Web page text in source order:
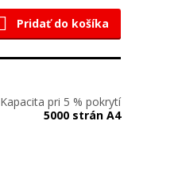
Pridať do košíka
Kapacita pri 5 % pokrytí
5000 strán A4